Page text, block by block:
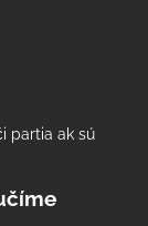
partia ak sú